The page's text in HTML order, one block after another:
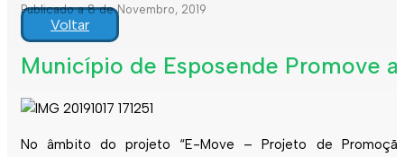
Publicado a 8 de Novembro, 2019
Voltar
Município de Esposende Promove
No âmbito do projeto “E-Move – Projeto de